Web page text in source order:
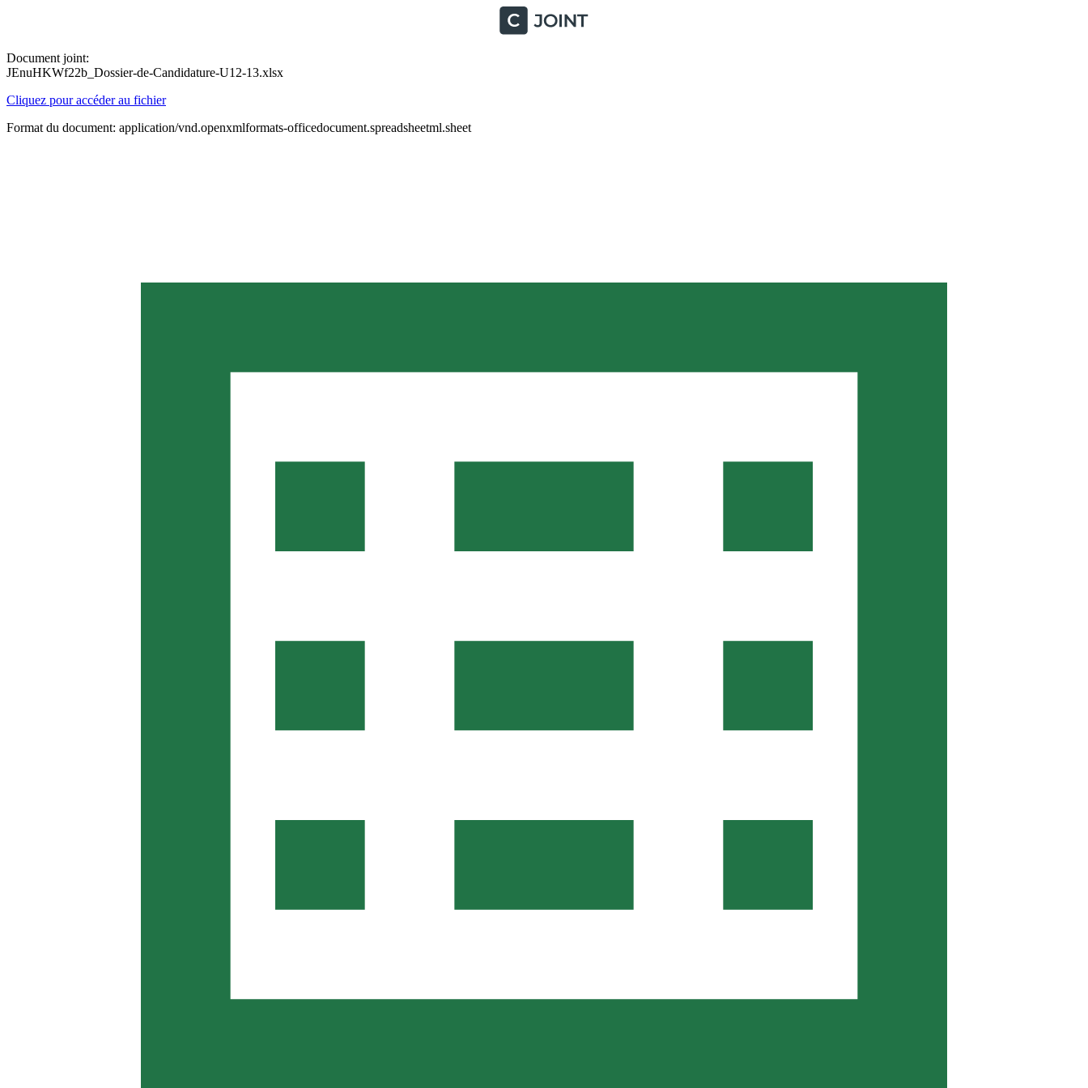
Document joint:
JEnuHKWf22b_Dossier-de-Candidature-U12-13.xlsx
Cliquez pour accéder au fichier
Format du document: application/vnd.openxmlformats-officedocument.spreadsheetml.sheet